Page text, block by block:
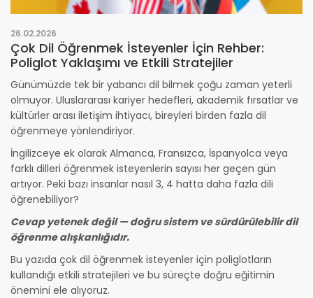
26.02.2026
Çok Dil Öğrenmek İsteyenler İçin Rehber:
Poliglot Yaklaşımı ve Etkili Stratejiler
Günümüzde tek bir yabancı dil bilmek çoğu zaman yeterli
olmuyor. Uluslararası kariyer hedefleri, akademik fırsatlar ve
kültürler arası iletişim ihtiyacı, bireyleri birden fazla dil
öğrenmeye yönlendiriyor.
İngilizceye ek olarak Almanca, Fransızca, İspanyolca veya
farklı dilleri öğrenmek isteyenlerin sayısı her geçen gün
artıyor. Peki bazı insanlar nasıl 3, 4 hatta daha fazla dili
öğrenebiliyor?
Cevap yetenek değil — doğru sistem ve sürdürülebilir dil
öğrenme alışkanlığıdır.
Bu yazıda çok dil öğrenmek isteyenler için poliglotların
kullandığı etkili stratejileri ve bu süreçte doğru eğitimin
önemini ele alıyoruz.